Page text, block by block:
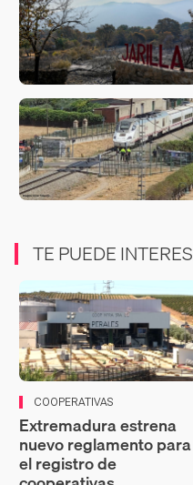
TE PUEDE
COOPERATIVAS
Extremadura estrena
nuevo reglamento para
el registro de